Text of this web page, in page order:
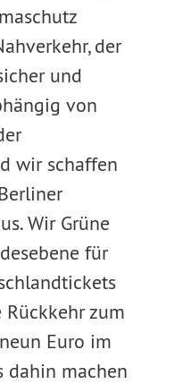
der
und
von
wir schaffen
Wir Grüne
für
zum
Euro im
dahin machen